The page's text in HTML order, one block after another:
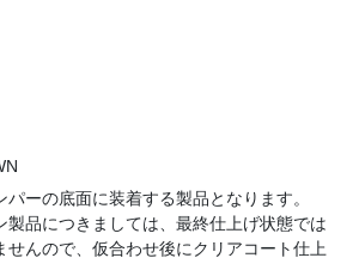
ーの底面に装着する製品となります。
品につきましては、最終仕上げ状態では
せんので、仮合わせ後にクリアコート仕上